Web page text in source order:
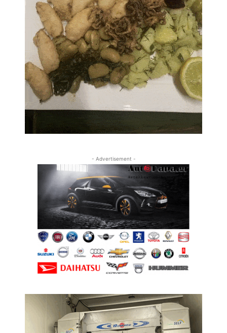
- Advertisement -